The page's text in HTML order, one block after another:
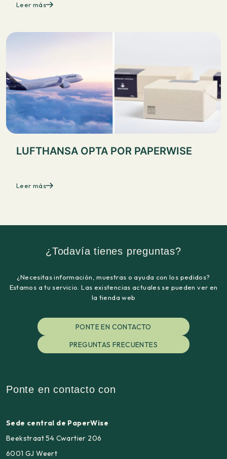
Leer más
LUFTHANSA OPTA POR PAPERWISE
Leer más
¿Todavía tienes preguntas?
¿Necesitas información, muestras o ayuda con los pedidos?
Estamos a tu servicio. Las existencias actuales se pueden ver en
la tienda web
PONTE EN CONTACTO
PREGUNTAS FRECUENTES
Ponte en contacto con
Sede central de PaperWise
Beekstraat 54 Cwartier 206
6001 GJ Weert